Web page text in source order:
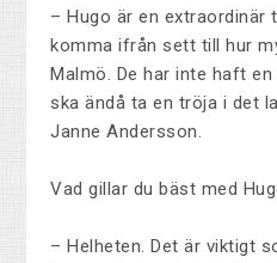
– Hugo är en extraordinär
komma ifrån sett till hur
Malmö. De har inte haft
ska ändå ta en tröja i det
Janne Andersson.
Vad gillar du bäst med
– Helheten. Det är viktigt